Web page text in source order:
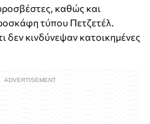
καθώς και
τύπου Πετζετέλ.
δεν κινδύνεψαν κατοικημένες